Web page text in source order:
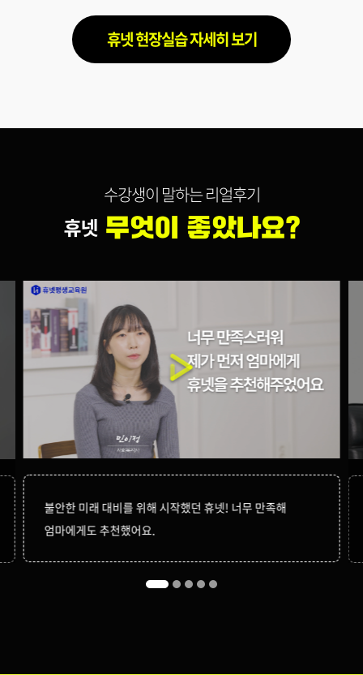
휴넷 현장실습 자세히 보기
수강생이 말하는 리얼후기
불안한 미래 대비를 위해 시작했던 휴넷! 너무 만족해
엄마에게도 추천했어요.